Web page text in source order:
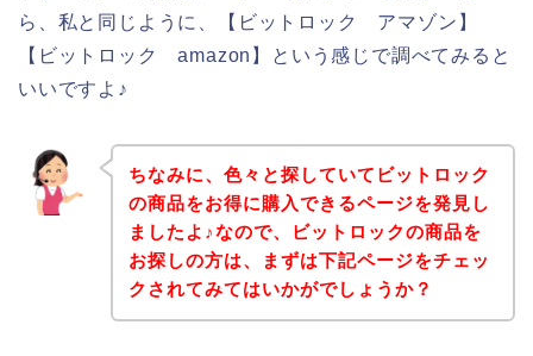
ら、私と同じように、【ビットロック アマゾン】
【ビットロック amazon】という感じで調べてみると
いいですよ♪
ちなみに、色々と探していてビットロック
の商品をお得に購入できるページを発見し
ましたよ♪なので、ビットロックの商品を
お探しの方は、まずは下記ページをチェッ
クされてみてはいかがでしょうか？